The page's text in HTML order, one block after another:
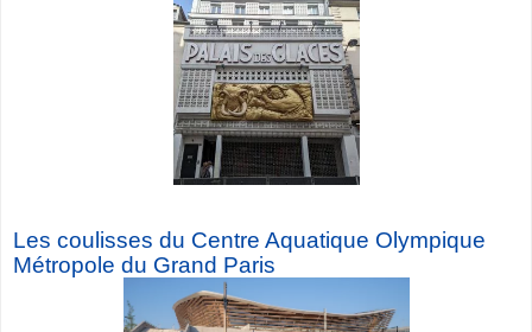
Les coulisses du Centre Aquatique Olympique
Métropole du Grand Paris